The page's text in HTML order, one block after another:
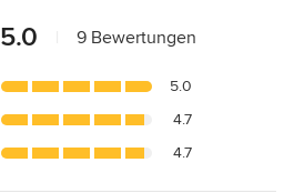
5.0 9 Bewertungen
5.0
4.7
4.7